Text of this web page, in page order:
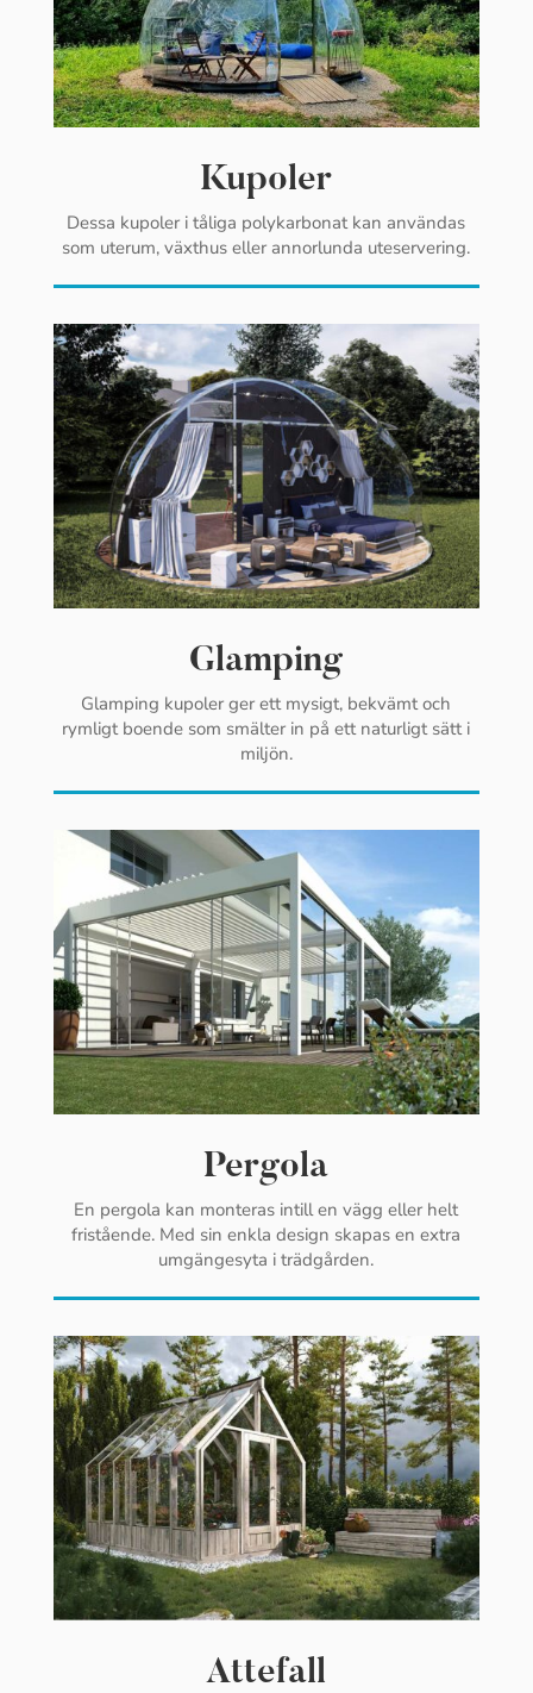
Kupoler
Dessa kupoler i tåliga polykarbonat kan användas
som uterum, växthus eller annorlunda uteservering.
Glamping
Glamping kupoler ger ett mysigt, bekvämt och
rymligt boende som smälter in på ett naturligt sätt i
miljön.
Pergola
En pergola kan monteras intill en vägg eller helt
fristående. Med sin enkla design skapas en extra
umgängesyta i trädgården.
Attefall